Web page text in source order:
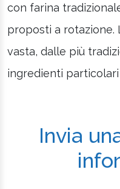
con farina
proposti a rotazione.
vasta, dalle più
ingredienti
Invia